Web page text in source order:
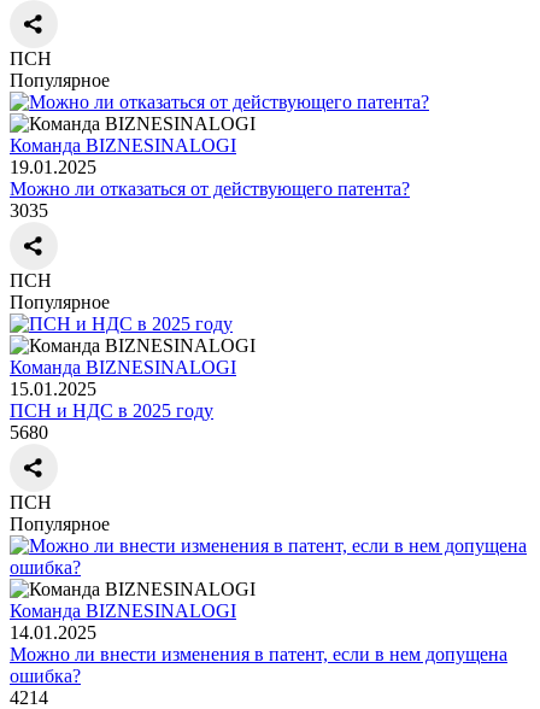
ПСН
Популярное
Команда BIZNESINALOGI
19.01.2025
Можно ли отказаться от действующего патента?
3035
ПСН
Популярное
Команда BIZNESINALOGI
15.01.2025
ПСН и НДС в 2025 году
5680
ПСН
Популярное
Команда BIZNESINALOGI
14.01.2025
Можно ли внести изменения в патент, если в нем допущена
ошибка?
4214